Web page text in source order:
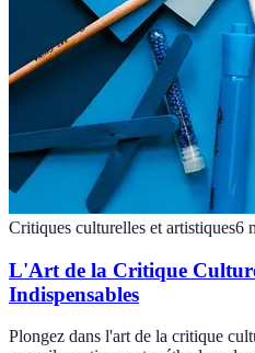
Critiques culturelles et artistiques6
L'Art de la Critique
Indispensables
Plongez dans l'art de la critique